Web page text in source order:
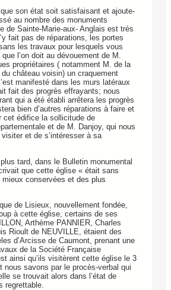
son état soit satisfaisant et ajoute-
au nombre des monuments
de Sainte-Marie-aux- Anglais est très
fait pas de réparations, les portes
les travaux pour lesquels vous
l’on doit au dévouement de M.
propriétaires ( notamment M. de la
du château voisin) un craquement
manifesté dans les murs latéraux
fait des progrès effrayants; nous
qui a été établi arrêtera les progrès
bien d’autres réparations à faire et
cet édifice la sollicitude de
et de M. Danjoy, qui nous
et de s’intéresser à sa
tard, dans le Bulletin monumental
que cette église « était sans
conservées et des plus
de Lisieux, nouvellement fondée,
à cette église, certains de ses
Arthème PANNIER, Charles
Rioult de NEUVILLE, étaient des
d’Arcisse de Caumont, prenant une
de la Société Française
ainsi qu’ils visitèrent cette église le 3
nous savons par le procès-verbal qui
se trouvait alors dans l’état de
regrettable.